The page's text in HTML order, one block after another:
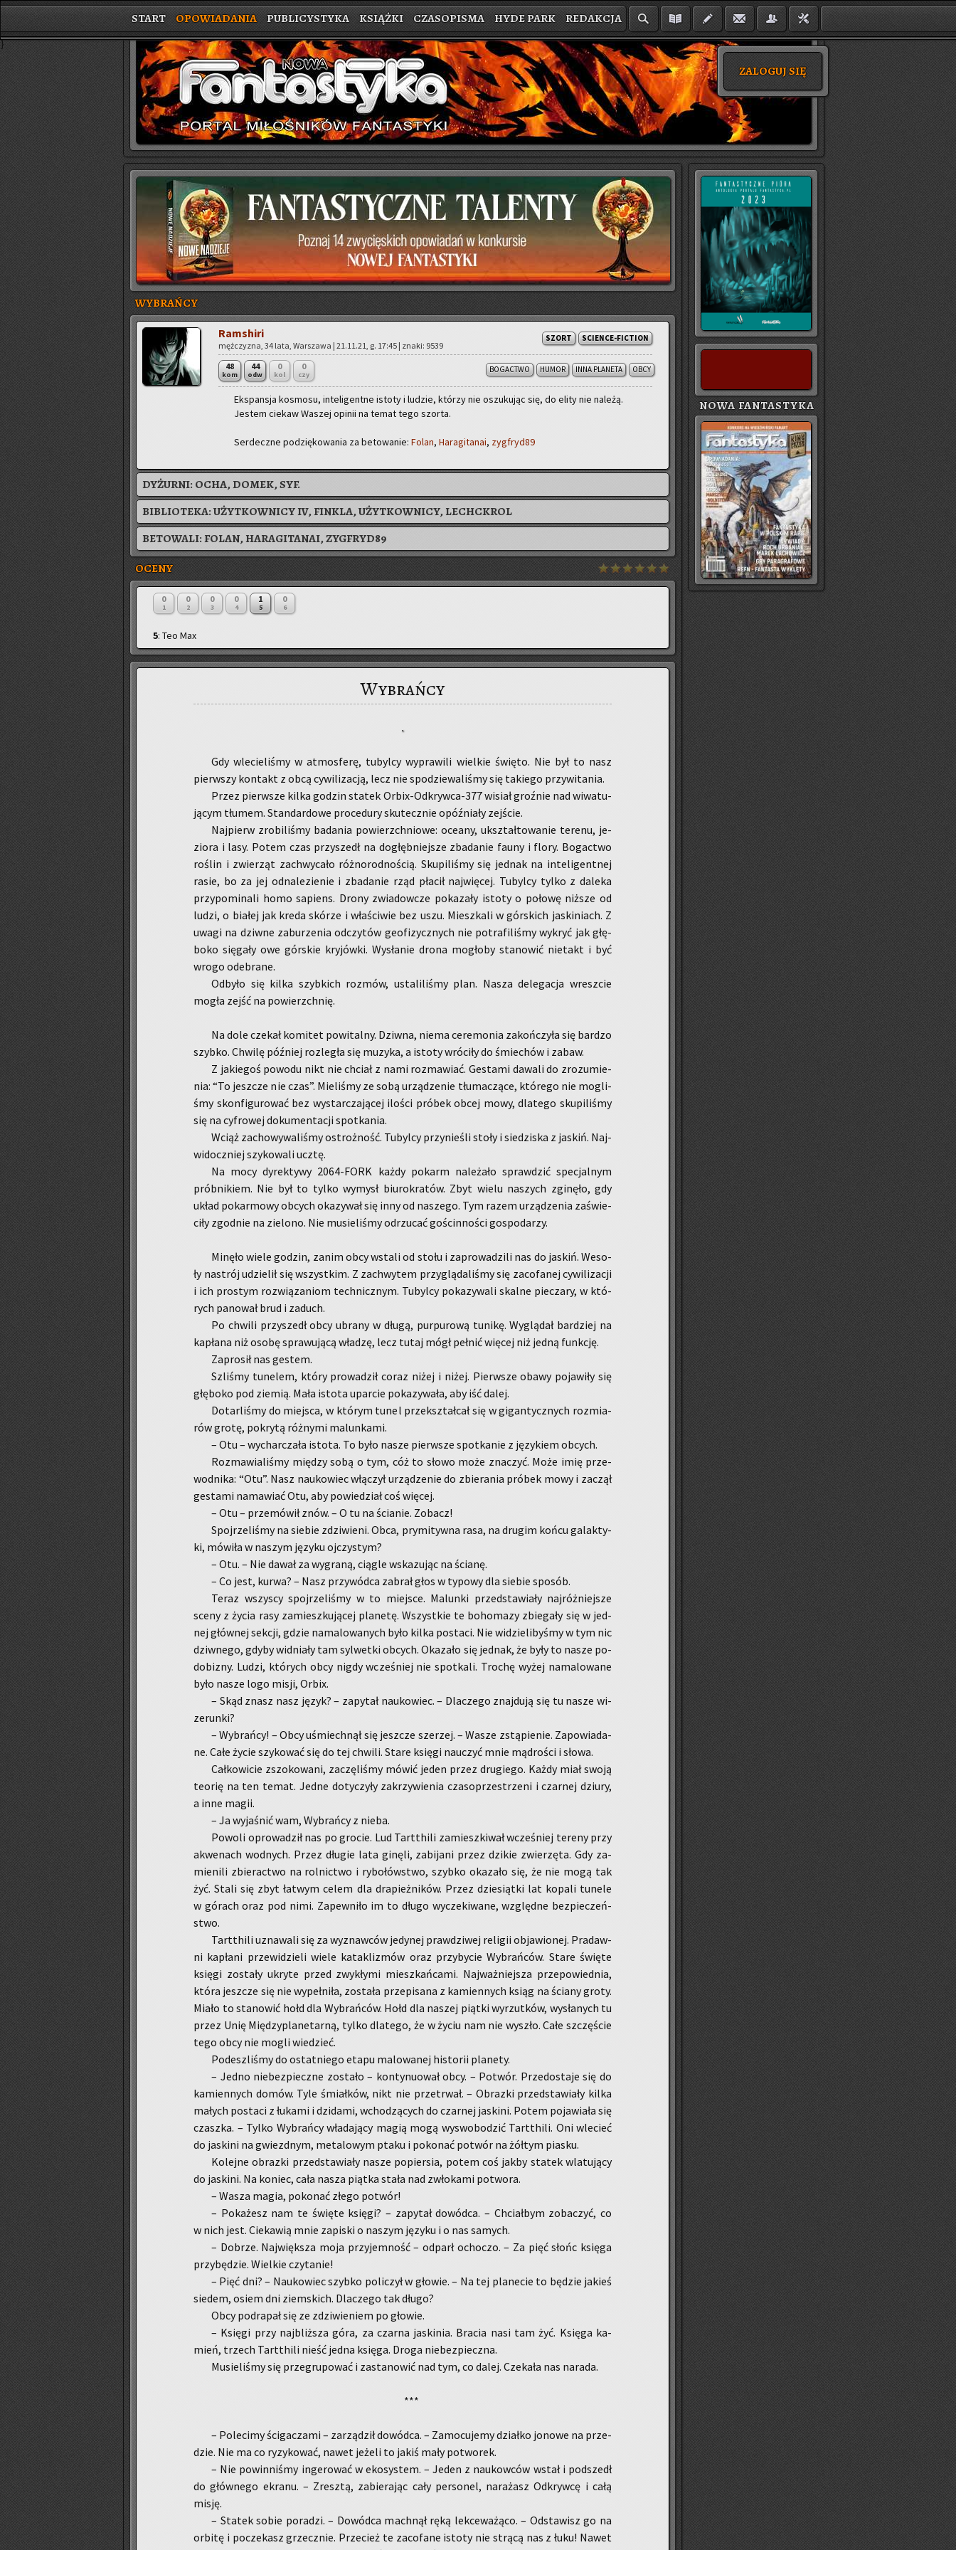
START OPOWIADANIA PUBLICYSTYKA KSIĄŻKI CZASOPISMA HYDE PARK REDAKCJA
ZALOGUJ SIĘ
}
WYBRAŃCY
SZORT SCIENCE-FICTION
Ram­shi­ri
męż­czy­zna, 34 lata, War­sza­wa | 21.11.21, g. 17:45 | znaki: 9539
48
kom
44
odw
0
kol
0
czy
BOGACTWO HUMOR INNA PLANETA OBCY
Eks­pan­sja ko­smo­su, in­te­li­gent­ne isto­ty i lu­dzie, któ­rzy nie oszu­ku­jąc się, do elity nie na­le­żą.
Je­stem cie­kaw Wa­szej opi­nii na temat tego szor­ta.
Ser­decz­ne po­dzię­ko­wa­nia za be­to­wa­nie: Folan, Ha­ra­gi­ta­nai, zyg­fry­d89
DYŻURNI: OCHA, DOMEK, SYF.
BIBLIOTEKA:UŻYTKOWNICY IV, FINKLA, UŻYTKOWNICY, LECHCKROL
BETOWALI:FOLAN,HARAGITANAI,ZYGFRYD89
OCENY
0
1
0
2
0
3
0
4
1
5
0
6
5: Teo Max
Wybrańcy
Gdy wle­cie­li­śmy w at­mos­fe­rę, tu­byl­cy wy­pra­wi­li wiel­kie świę­to. Nie był to nasz
pierw­szy kon­takt z obcą cy­wi­li­za­cją, lecz nie spo­dzie­wa­li­śmy się ta­kie­go przy­wi­ta­nia.
Przez pierw­sze kilka go­dzin sta­tek Or­bix-Od­kryw­ca-377 wi­siał groź­nie nad wi­wa­tu­
ją­cym tłu­mem. Stan­dar­do­we pro­ce­du­ry sku­tecz­nie opóź­nia­ły zej­ście.
Naj­pierw zro­bi­li­śmy ba­da­nia po­wierzch­nio­we: oce­any, ukształ­to­wa­nie te­re­nu, je­
zio­ra i lasy. Potem czas przy­szedł na do­głęb­niej­sze zba­da­nie fauny i flory. Bo­gac­two
ro­ślin i zwie­rząt za­chwy­ca­ło róż­no­rod­no­ścią. Sku­pi­li­śmy się jed­nak na in­te­li­gent­nej
rasie, bo za jej od­na­le­zie­nie i zba­da­nie rząd pła­cił naj­wię­cej. Tu­byl­cy tylko z da­le­ka
przy­po­mi­na­li homo sa­piens. Drony zwia­dow­cze po­ka­za­ły isto­ty o po­ło­wę niż­sze od
ludzi, o bia­łej jak kreda skó­rze i wła­ści­wie bez uszu. Miesz­ka­li w gór­skich ja­ski­niach. Z
uwagi na dziw­ne za­bu­rze­nia od­czy­tów geo­fi­zycz­nych nie po­tra­fi­li­śmy wy­kryć jak głę­
bo­ko się­ga­ły owe gór­skie kry­jów­ki. Wy­sła­nie drona mo­gło­by sta­no­wić nie­takt i być
wrogo ode­bra­ne.
Od­by­ło się kilka szyb­kich roz­mów, usta­li­li­śmy plan. Nasza de­le­ga­cja wresz­cie
mogła zejść na po­wierzch­nię.
Na dole cze­kał ko­mi­tet po­wi­tal­ny. Dziw­na, niema ce­re­mo­nia za­koń­czy­ła się bar­dzo
szyb­ko. Chwi­lę póź­niej roz­le­gła się mu­zy­ka, a isto­ty wró­ci­ły do śmie­chów i zabaw.
Z ja­kie­goś po­wo­du nikt nie chciał z nami roz­ma­wiać. Ge­sta­mi da­wa­li do zro­zu­mie­
nia: “To jesz­cze nie czas”. Mie­li­śmy ze sobą urzą­dze­nie tłu­ma­czą­ce, któ­re­go nie mo­gli­
śmy skon­fi­gu­ro­wać bez wy­star­cza­ją­cej ilo­ści pró­bek obcej mowy, dla­te­go sku­pi­li­śmy
się na cy­fro­wej do­ku­men­ta­cji spo­tka­nia.
Wciąż za­cho­wy­wa­li­śmy ostroż­ność. Tu­byl­cy przy­nie­śli stoły i sie­dzi­ska z ja­skiń. Naj­
wi­docz­niej szy­ko­wa­li ucztę.
Na mocy dy­rek­ty­wy 2064-FORK każdy po­karm na­le­ża­ło spraw­dzić spe­cjal­nym
prób­ni­kiem. Nie był to tylko wy­mysł biu­ro­kra­tów. Zbyt wielu na­szych zgi­nę­ło, gdy
układ po­kar­mo­wy ob­cych oka­zy­wał się inny od na­sze­go. Tym razem urzą­dze­nia za­świe­
ci­ły zgod­nie na zie­lo­no. Nie mu­sie­li­śmy od­rzu­cać go­ścin­no­ści go­spo­da­rzy.
Mi­nę­ło wiele go­dzin, zanim obcy wsta­li od stołu i za­pro­wa­dzi­li nas do ja­skiń. We­so­
ły na­strój udzie­lił się wszyst­kim. Z za­chwy­tem przy­glą­da­li­śmy się za­co­fa­nej cy­wi­li­za­cji
i ich pro­stym roz­wią­za­niom tech­nicz­nym. Tu­byl­cy po­ka­zy­wa­li skal­ne pie­cza­ry, w któ­
rych pa­no­wał brud i za­duch.
Po chwi­li przy­szedł obcy ubra­ny w długą, pur­pu­ro­wą tu­ni­kę. Wy­glą­dał bar­dziej na
ka­pła­na niż osobę spra­wu­ją­cą wła­dzę, lecz tutaj mógł peł­nić wię­cej niż jedną funk­cję.
Za­pro­sił nas ge­stem.
Szli­śmy tu­ne­lem, który pro­wa­dził coraz niżej i niżej. Pierw­sze obawy po­ja­wi­ły się
głę­bo­ko pod zie­mią. Mała isto­ta upar­cie po­ka­zy­wa­ła, aby iść dalej.
Do­tar­li­śmy do miej­sca, w któ­rym tunel prze­kształ­cał się w gi­gan­tycz­nych roz­mia­
rów grotę, po­kry­tą róż­ny­mi ma­lun­ka­mi.
– Otu – wy­char­cza­ła isto­ta. To było nasze pierw­sze spo­tka­nie z ję­zy­kiem ob­cych.
Roz­ma­wia­li­śmy mię­dzy sobą o tym, cóż to słowo może zna­czyć. Może imię prze­
wod­ni­ka: “Otu”. Nasz na­uko­wiec włą­czył urzą­dze­nie do zbie­ra­nia pró­bek mowy i za­czął
ge­sta­mi na­ma­wiać Otu, aby po­wie­dział coś wię­cej.
– Otu – prze­mó­wił znów. – O tu na ścia­nie. Zo­bacz!
Spoj­rze­li­śmy na sie­bie zdzi­wie­ni. Obca, pry­mi­tyw­na rasa, na dru­gim końcu ga­lak­ty­
ki, mó­wi­ła w na­szym ję­zy­ku oj­czy­stym?
– Otu. – Nie dawał za wy­gra­ną, cią­gle wska­zu­jąc na ścia­nę.
– Co jest, kurwa? – Nasz przy­wód­ca za­brał głos w ty­po­wy dla sie­bie spo­sób.
Teraz wszy­scy spoj­rze­li­śmy w to miej­sce. Ma­lun­ki przed­sta­wia­ły naj­róż­niej­sze
sceny z życia rasy za­miesz­ku­ją­cej pla­ne­tę. Wszyst­kie te bo­ho­ma­zy zbie­ga­ły się w jed­
nej głów­nej sek­cji, gdzie na­ma­lo­wa­nych było kilka po­sta­ci. Nie wi­dzie­li­by­śmy w tym nic
dziw­ne­go, gdyby wid­nia­ły tam syl­wet­ki ob­cych. Oka­za­ło się jed­nak, że były to nasze po­
do­bi­zny. Ludzi, któ­rych obcy nigdy wcze­śniej nie spo­tka­li. Tro­chę wyżej na­ma­lo­wa­ne
było nasze logo misji, Orbix.
– Skąd znasz nasz język? – za­py­tał na­uko­wiec. – Dla­cze­go znaj­du­ją się tu nasze wi­
ze­run­ki?
– Wy­brań­cy! – Obcy uśmiech­nął się jesz­cze sze­rzej. – Wasze zstą­pie­nie. Za­po­wia­da­
ne. Całe życie szy­ko­wać się do tej chwi­li. Stare księ­gi na­uczyć mnie mą­dro­ści i słowa.
Cał­ko­wi­cie zszo­ko­wa­ni, za­czę­li­śmy mówić jeden przez dru­gie­go. Każdy miał swoją
teo­rię na ten temat. Jedne do­ty­czy­ły za­krzy­wie­nia cza­so­prze­strze­ni i czar­nej dziu­ry,
a inne magii.
– Ja wy­ja­śnić wam, Wy­brań­cy z nieba.
Po­wo­li opro­wa­dził nas po gro­cie. Lud Tart­thi­li za­miesz­ki­wał wcze­śniej te­re­ny przy
akwe­nach wod­nych. Przez dłu­gie lata gi­nę­li, za­bi­ja­ni przez dzi­kie zwie­rzę­ta. Gdy za­
mie­ni­li zbie­rac­two na rol­nic­two i ry­bo­łów­stwo, szyb­ko oka­za­ło się, że nie mogą tak
żyć. Stali się zbyt ła­twym celem dla dra­pież­ni­ków. Przez dzie­siąt­ki lat ko­pa­li tu­ne­le
w gó­rach oraz pod nimi. Za­pew­ni­ło im to długo wy­cze­ki­wa­ne, względ­ne bez­pie­czeń­
stwo.
Tart­thi­li uzna­wa­li się za wy­znaw­ców je­dy­nej praw­dzi­wej re­li­gii ob­ja­wio­nej. Pra­daw­
ni ka­pła­ni prze­wi­dzie­li wiele ka­ta­kli­zmów oraz przy­by­cie Wy­brań­ców. Stare świę­te
księ­gi zo­sta­ły ukry­te przed zwy­kły­mi miesz­kań­ca­mi. Naj­waż­niej­sza prze­po­wied­nia,
która jesz­cze się nie wy­peł­ni­ła, zo­sta­ła prze­pi­sa­na z ka­mien­nych ksiąg na ścia­ny groty.
Miało to sta­no­wić hołd dla Wy­brań­ców. Hołd dla na­szej piąt­ki wy­rzut­ków, wy­sła­nych tu
przez Unię Mię­dzy­pla­ne­tar­ną, tylko dla­te­go, że w życiu nam nie wy­szło. Całe szczę­ście
tego obcy nie mogli wie­dzieć.
Po­de­szli­śmy do ostat­nie­go etapu ma­lo­wa­nej hi­sto­rii pla­ne­ty.
– Jedno nie­bez­piecz­ne zo­sta­ło – kon­ty­nu­ował obcy. – Po­twór. Prze­do­sta­je się do
ka­mien­nych domów. Tyle śmiał­ków, nikt nie prze­trwał. – Ob­raz­ki przed­sta­wia­ły kilka
ma­łych po­sta­ci z łu­ka­mi i dzi­da­mi, wcho­dzą­cych do czar­nej ja­ski­ni. Potem po­ja­wia­ła się
czasz­ka. – Tylko Wy­brań­cy wła­da­ją­cy magią mogą wy­swo­bo­dzić Tart­thi­li. Oni wle­cieć
do ja­ski­ni na gwiezd­nym, me­ta­lo­wym ptaku i po­ko­nać po­twór na żół­tym pia­sku.
Ko­lej­ne ob­raz­ki przed­sta­wia­ły nasze po­pier­sia, potem coś jakby sta­tek wla­tu­ją­cy
do ja­ski­ni. Na ko­niec, cała nasza piąt­ka stała nad zwło­ka­mi po­two­ra.
– Wasza magia, po­ko­nać złego po­twór!
– Po­ka­żesz nam te świę­te księ­gi? – za­py­tał do­wód­ca. – Chciał­bym zo­ba­czyć, co
w nich jest. Cie­ka­wią mnie za­pi­ski o na­szym ję­zy­ku i o nas sa­mych.
– Do­brze. Naj­więk­sza moja przy­jem­ność – od­parł ocho­czo. – Za pięć słońc księ­ga
przy­bę­dzie. Wiel­kie czy­ta­nie!
– Pięć dni? – Na­uko­wiec szyb­ko po­li­czył w gło­wie. – Na tej pla­ne­cie to bę­dzie ja­kieś
sie­dem, osiem dni ziem­skich. Dla­cze­go tak długo?
Obcy po­dra­pał się ze zdzi­wie­niem po gło­wie.
– Księ­gi przy naj­bliż­sza góra, za czar­na ja­ski­nia. Bra­cia nasi tam żyć. Księ­ga ka­
mień, trzech Tart­thi­li nieść jedna księ­ga. Droga nie­bez­piecz­na.
Mu­sie­li­śmy się prze­gru­po­wać i za­sta­no­wić nad tym, co dalej. Cze­ka­ła nas na­ra­da.
***
– Po­le­ci­my ści­ga­cza­mi – za­rzą­dził do­wód­ca. – Za­mo­cu­je­my dział­ko jo­no­we na prze­
dzie. Nie ma co ry­zy­ko­wać, nawet je­że­li to jakiś mały po­two­rek.
– Nie po­win­ni­śmy in­ge­ro­wać w eko­sys­tem. – Jeden z na­ukow­ców wstał i pod­szedł
do głów­ne­go ekra­nu. – Zresz­tą, za­bie­ra­jąc cały per­so­nel, na­ra­żasz Od­kryw­cę i całą
misję.
– Sta­tek sobie po­ra­dzi. – Do­wód­ca mach­nął ręką lek­ce­wa­żą­co. – Od­sta­wisz go na
or­bi­tę i po­cze­kasz grzecz­nie. Prze­cież te za­co­fa­ne isto­ty nie strą­cą nas z łuku! Nawet
NOWA FANTASTYKA